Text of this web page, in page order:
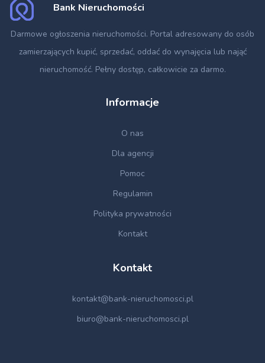
Bank Nieruchomości
Darmowe ogłoszenia nieruchomości. Portal adresowany do osób
zamierzających kupić, sprzedać, oddać do wynajęcia lub nająć
nieruchomość. Pełny dostęp, całkowicie za darmo.
Informacje
O nas
Dla agencji
Pomoc
Regulamin
Polityka prywatności
Kontakt
Kontakt
kontakt@bank-nieruchomosci.pl
biuro@bank-nieruchomosci.pl